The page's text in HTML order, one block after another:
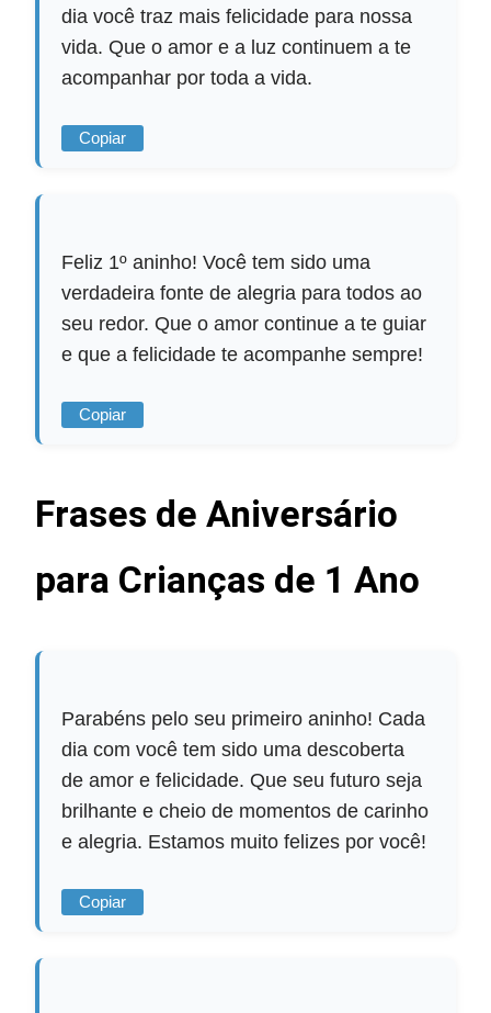
dia você traz mais felicidade para nossa
vida. Que o amor e a luz continuem a te
acompanhar por toda a vida.
Copiar
Feliz 1º aninho! Você tem sido uma
verdadeira fonte de alegria para todos ao
seu redor. Que o amor continue a te guiar
e que a felicidade te acompanhe sempre!
Copiar
Frases de Aniversário
para Crianças de 1 Ano
Parabéns pelo seu primeiro aninho! Cada
dia com você tem sido uma descoberta
de amor e felicidade. Que seu futuro seja
brilhante e cheio de momentos de carinho
e alegria. Estamos muito felizes por você!
Copiar